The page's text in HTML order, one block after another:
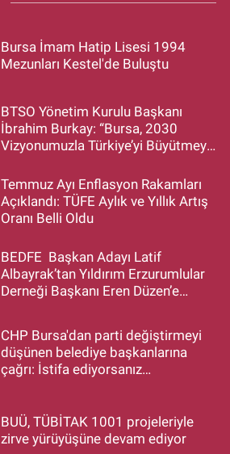
Bursa İmam Hatip Lisesi 1994
Mezunları Kestel'de Buluştu
BTSO Yönetim Kurulu Başkanı
İbrahim Burkay: “Bursa, 2030
Vizyonumuzla Türkiye’yi Büyütmeye
Temmuz Ayı Enflasyon Rakamları
Açıklandı: TÜFE Aylık ve Yıllık Artış
Oranı Belli Oldu
BEDFE Başkan Adayı Latif
Albayrak’tan Yıldırım Erzurumlular
Derneği Başkanı Eren Düzen’e
CHP Bursa'dan parti değiştirmeyi
düşünen belediye başkanlarına
çağrı: İstifa ediyorsanız
BUÜ, TÜBİTAK 1001 projeleriyle
zirve yürüyüşüne devam ediyor